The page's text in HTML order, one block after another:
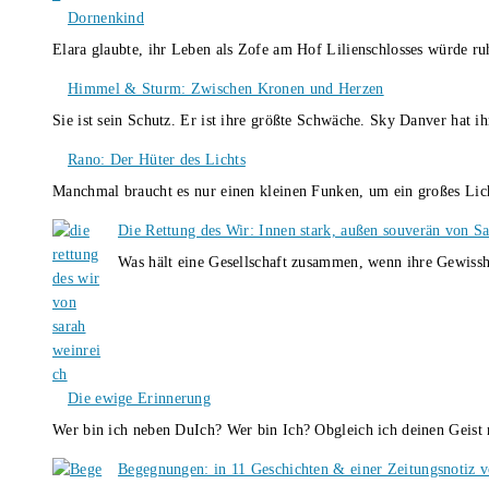
Dornenkind
Elara glaubte, ihr Leben als Zofe am Hof Lilienschlosses würde
Himmel & Sturm: Zwischen Kronen und Herzen
Sie ist sein Schutz. Er ist ihre größte Schwäche. Sky Danver
Rano: Der Hüter des Lichts
Manchmal braucht es nur einen kleinen Funken, um ein großes
Die Rettung des Wir: Innen stark, außen souverän von
Was hält eine Gesellschaft zusammen, wenn ihre
Die ewige Erinnerung
Wer bin ich neben DuIch? Wer bin Ich? Obgleich ich deinen
Begegnungen: in 11 Geschichten & einer Zeitungsnotiz